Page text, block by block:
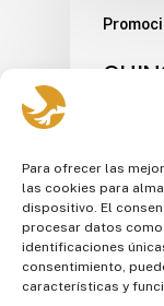
Para ofrecer las
las cookies para
dispositivo. El
procesar datos
identificaciones
consentimiento,
características y
Daniel